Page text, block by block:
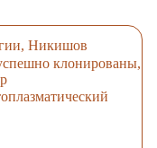
Никишов
клонированы,